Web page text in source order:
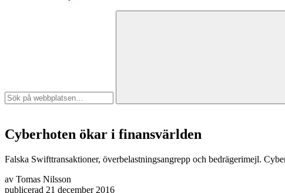
Cyberhoten ökar i finansvärlden
Falska Swifttransaktioner, överbelastningsangrepp och bedrägerimejl.
av Tomas Nilsson
publicerad 21 december 2016